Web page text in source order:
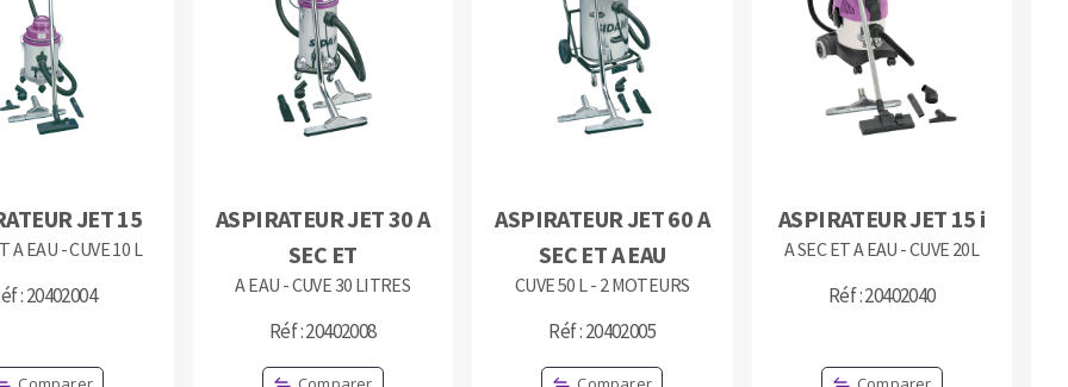
JET 15
A EAU - CUVE 10 L
: 20402004
ASPIRATEUR JET 30 A
SEC ET
A EAU - CUVE 30 LITRES
Réf : 20402008
ASPIRATEUR JET 60 A
SEC ET A EAU
CUVE 50 L - 2 MOTEURS
Réf : 20402005
ASPIRATEUR JET 15 i
A SEC ET A EAU - CUVE 20L
Réf : 20402040